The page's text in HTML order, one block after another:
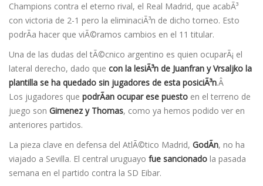
Champions contra el eterno rival, el Real Madrid, que acabÃ³
con victoria de 2-1 pero la eliminaciÃ³n de dicho torneo. Esto
podrÃ­a hacer que viÃ©ramos cambios en el 11 titular.
Una de las dudas del tÃ©cnico argentino es quien ocuparÃ¡ el
lateral derecho, dado que con la lesiÃ³n de Juanfran y Vrsaljko la
plantilla se ha quedado sin jugadores de esta posiciÃ³n.Â
Los jugadores que podrÃ­an ocupar ese puesto en el terreno de
juego son Gimenez y Thomas, como ya hemos podido ver en
anteriores partidos.
La pieza clave en defensa del AtlÃ©tico Madrid, GodÃ­n, no ha
viajado a Sevilla. El central uruguayo fue sancionado la pasada
semana en el partido contra la SD Eibar.